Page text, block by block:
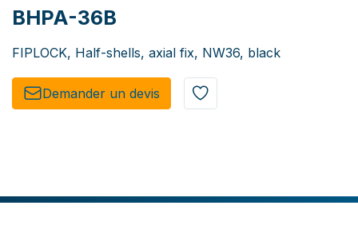
BHPA-36B
FIPLOCK, Half-shells, axial fix, NW36, black
Demander un de​​vis​​